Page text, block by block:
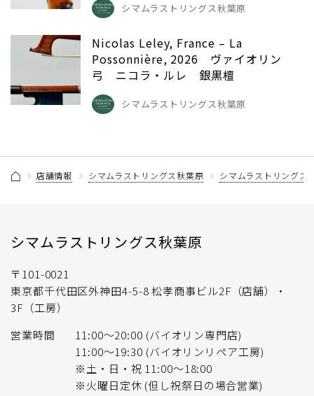
シマムラストリングス秋葉原
Nicolas Leley, France – La
Possonnière, 2026 ヴァイオリン
弓 ニコラ・ルレ 銀黒檀
シマムラストリングス秋葉原
店舗情報 シマムラストリングス秋葉原 シマムラストリングス
シマムラストリングス秋葉原
〒101-0021
東京都千代田区外神田4-5-8 松孝商事ビル2F（店舗）・
3F（工房）
営業時間
11:00〜20:00 (バイオリン専門店)
11:00〜19:30 (バイオリンリペア工房)
※土・日・祝 11:00〜18:00
※火曜日定休 (但し祝祭日の場合営業)